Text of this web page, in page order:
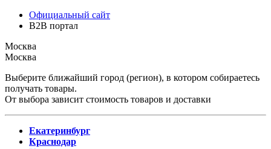
Официальный сайт
B2B портал
Москва
Москва
Выберите ближайший город (регион), в котором собираетесь
получать товары.
От выбора зависит стоимость товаров и доставки
Екатеринбург
Краснодар